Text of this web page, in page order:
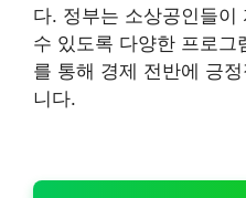
다. 정부는 소상공인들
수 있도록 다양한 프로그
를 통해 경제 전반에 긍
니다.